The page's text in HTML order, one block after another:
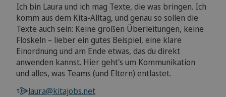
Ich bin Laura und ich mag Texte, die was bringen. Ich
komm aus dem Kita-Alltag, und genau so sollen die
Texte auch sein: Keine großen Überleitungen, keine
Floskeln – lieber ein gutes Beispiel, eine klare
Einordnung und am Ende etwas, das du direkt
anwenden kannst. Hier geht's um Kommunikation
und alles, was Teams (und Eltern) entlastet.
laura@kitajobs.net